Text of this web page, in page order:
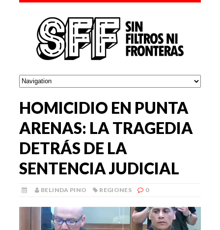
HOMICIDIO EN PUNTA
ARENAS: LA TRAGEDIA
DETRÁS DE LA
SENTENCIA JUDICIAL
BELINDA PINO REGIONES 0